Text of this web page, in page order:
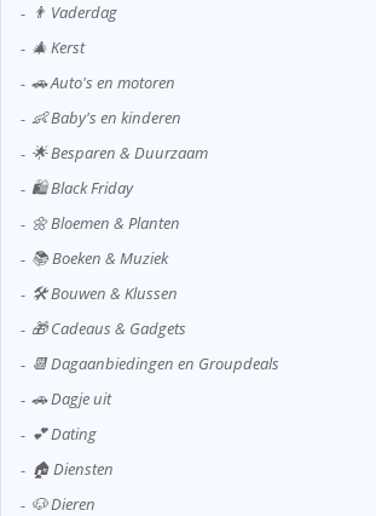
👨 Vaderdag
🎄 Kerst
🚗 Auto's en motoren
👶 Baby's en kinderen
🌟 Besparen & Duurzaam
🛍️ Black Friday
🌼 Bloemen & Planten
📚 Boeken & Muziek
🛠️ Bouwen & Klussen
🎁 Cadeaus & Gadgets
📆 Dagaanbiedingen en Groupdeals
🚗 Dagje uit
💕 Dating
🏠 Diensten
🐶 Dieren